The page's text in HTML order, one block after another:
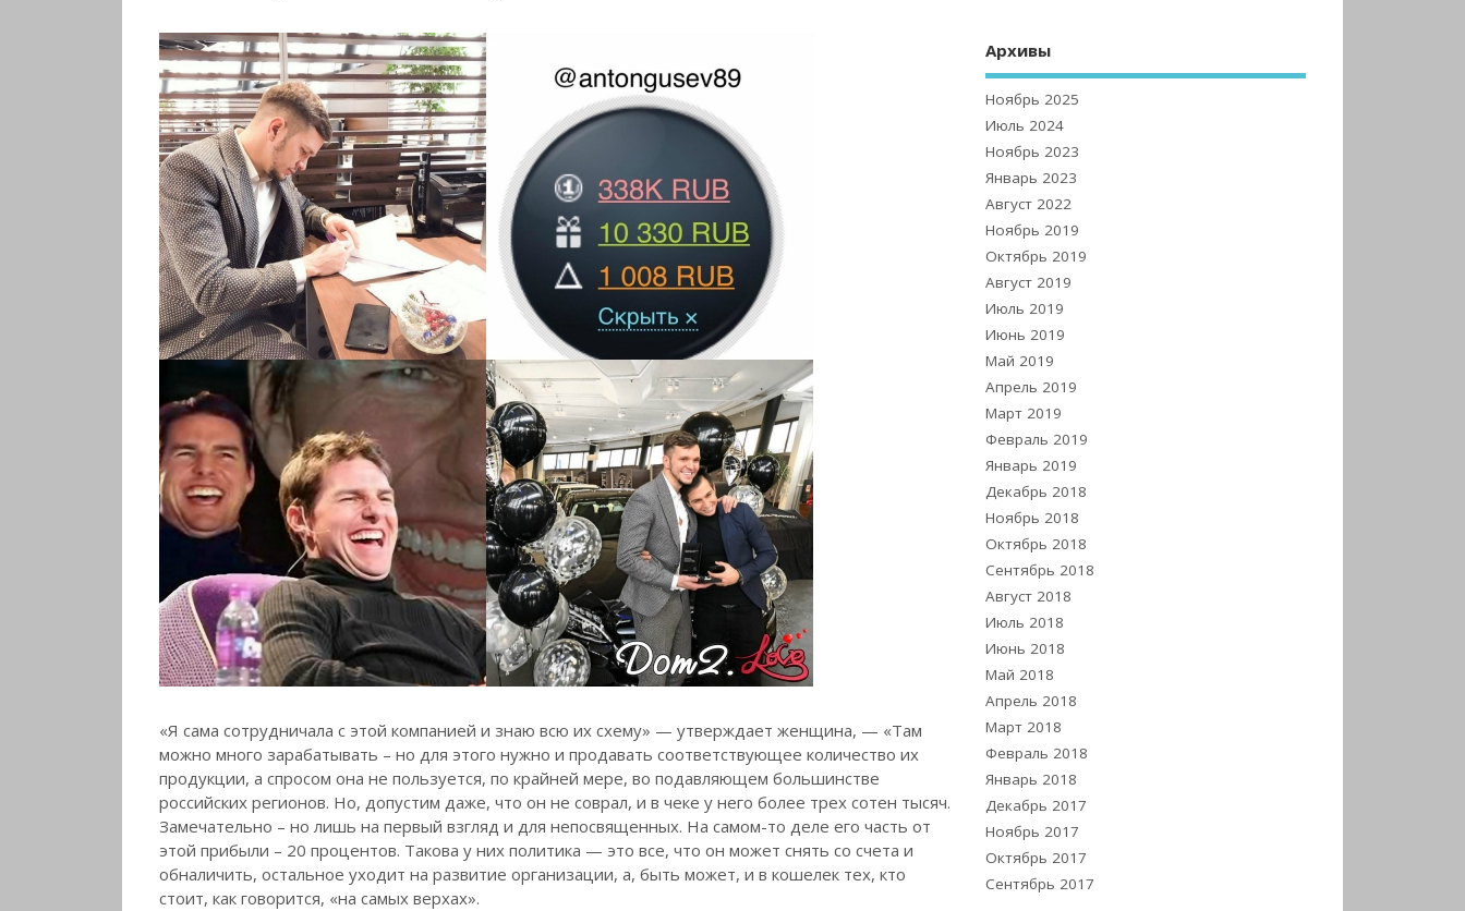
«Я сама сотрудничала с этой компанией и знаю всю их схему» — утверждает женщина, — «Там
можно много зарабатывать – но для этого нужно и продавать соответствующее количество их
продукции, а спросом она не пользуется, по крайней мере, во подавляющем большинстве
российских регионов. Но, допустим даже, что он не соврал, и в чеке у него более трех сотен тысяч.
Замечательно – но лишь на первый взгляд и для непосвященных. На самом-то деле его часть от
этой прибыли – 20 процентов. Такова у них политика — это все, что он может снять со счета и
обналичить, остальное уходит на развитие организации, а, быть может, и в кошелек тех, кто
стоит, как говорится, «на самых верхах».
Архивы
Ноябрь 2025
Июль 2024
Ноябрь 2023
Январь 2023
Август 2022
Ноябрь 2019
Октябрь 2019
Август 2019
Июль 2019
Июнь 2019
Май 2019
Апрель 2019
Март 2019
Февраль 2019
Январь 2019
Декабрь 2018
Ноябрь 2018
Октябрь 2018
Сентябрь 2018
Август 2018
Июль 2018
Июнь 2018
Май 2018
Апрель 2018
Март 2018
Февраль 2018
Январь 2018
Декабрь 2017
Ноябрь 2017
Октябрь 2017
Сентябрь 2017